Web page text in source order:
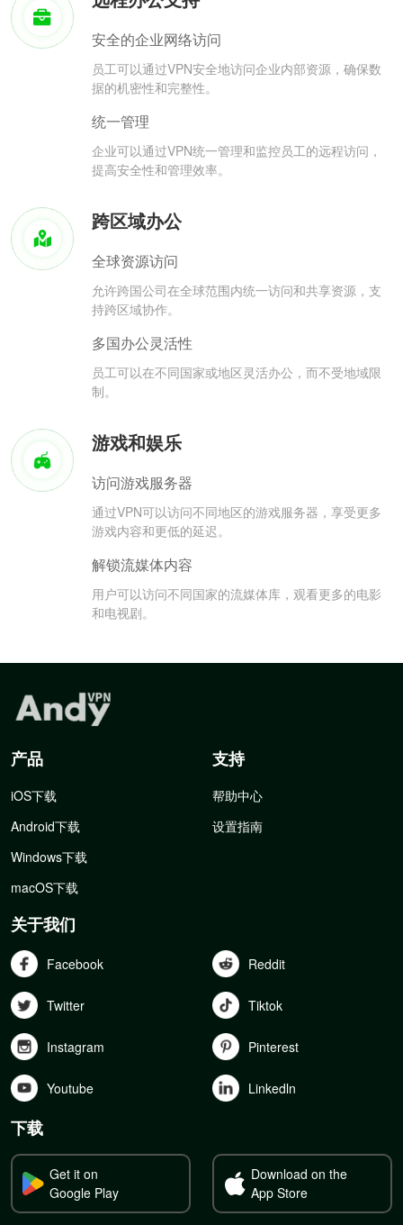
安全的企业网络访问
员工可以通过VPN安全地访问企业内部资源，确保数
据的机密性和完整性。
统一管理
企业可以通过VPN统一管理和监控员工的远程访问，
提高安全性和管理效率。
跨区域办公
全球资源访问
允许跨国公司在全球范围内统一访问和共享资源，支
持跨区域协作。
多国办公灵活性
员工可以在不同国家或地区灵活办公，而不受地域限
制。
游戏和娱乐
访问游戏服务器
通过VPN可以访问不同地区的游戏服务器，享受更多
游戏内容和更低的延迟。
解锁流媒体内容
用户可以访问不同国家的流媒体库，观看更多的电影
和电视剧。
产品
iOS下载
Android下载
Windows下载
macOS下载
支持
帮助中心
设置指南
关于我们
Facebook Reddit
Twitter Tiktok
Instagram Pinterest
Youtube Linkedln
下载
Get it on
Google Play
Download on the
App Store